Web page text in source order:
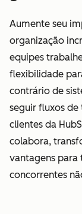
Aumente seu
organização
equipes
flexibilidade
contrário de
seguir fluxos
clientes da
colabora,
vantagens para
concorrentes